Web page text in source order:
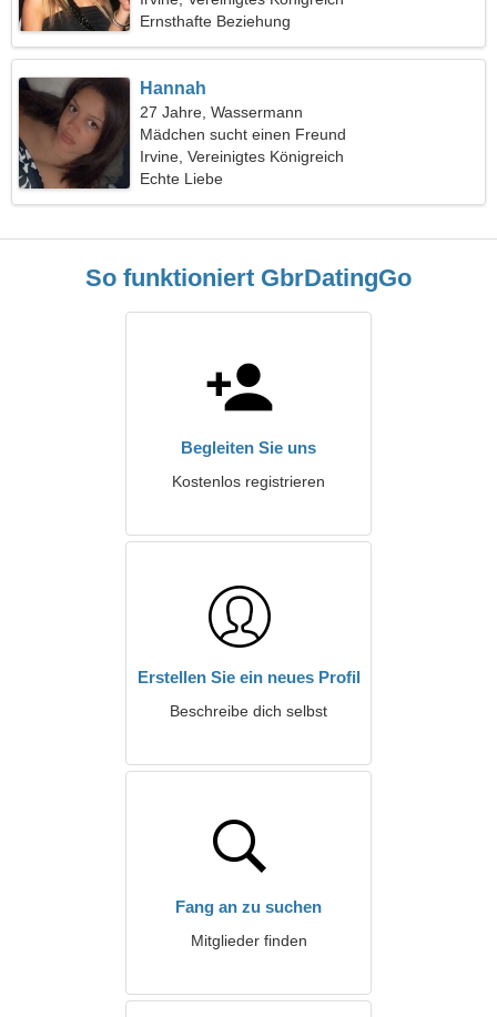
Ernsthafte Beziehung
Hannah
27 Jahre, Wassermann
Mädchen sucht einen Freund
Irvine, Vereinigtes Königreich
Echte Liebe
So funktioniert GbrDatingGo
Begleiten Sie uns
Kostenlos registrieren
Erstellen Sie ein neues Profil
Beschreibe dich selbst
Fang an zu suchen
Mitglieder finden